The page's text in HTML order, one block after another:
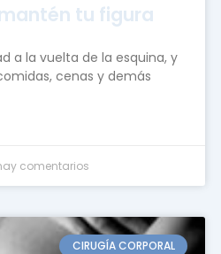
tu figura
a la vuelta de la esquina, y
cenas y demás
comentarios
CIRUGÍA CORPORAL